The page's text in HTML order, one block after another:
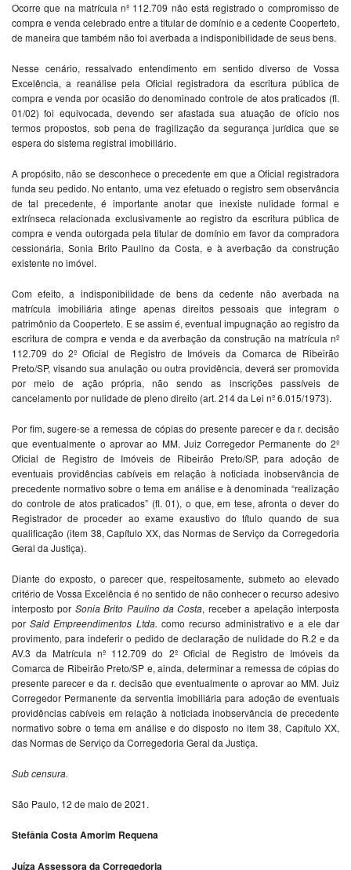
Ocorre que na matrícula nº 112.709 não está registrado o compromisso de
compra e venda celebrado entre a titular de domínio e a cedente Cooperteto,
de maneira que também não foi averbada a indisponibilidade de seus bens.
Nesse cenário, ressalvado entendimento em sentido diverso de Vossa
Excelência, a reanálise pela Oficial registradora da escritura pública de
compra e venda por ocasião do denominado controle de atos praticados (fl.
01/02) foi equivocada, devendo ser afastada sua atuação de ofício nos
termos propostos, sob pena de fragilização da segurança jurídica que se
espera do sistema registral imobiliário.
A propósito, não se desconhece o precedente em que a Oficial registradora
funda seu pedido. No entanto, uma vez efetuado o registro sem observância
de tal precedente, é importante anotar que inexiste nulidade formal e
extrínseca relacionada exclusivamente ao registro da escritura pública de
compra e venda outorgada pela titular de domínio em favor da compradora
cessionária, Sonia Brito Paulino da Costa, e à averbação da construção
existente no imóvel.
Com efeito, a indisponibilidade de bens da cedente não averbada na
matrícula imobiliária atinge apenas direitos pessoais que integram o
patrimônio da Cooperteto. E se assim é, eventual impugnação ao registro da
escritura de compra e venda e da averbação da construção na matrícula nº
112.709 do 2º Oficial de Registro de Imóveis da Comarca de Ribeirão
Preto/SP, visando sua anulação ou outra providência, deverá ser promovida
por meio de ação própria, não sendo as inscrições passíveis de
cancelamento por nulidade de pleno direito (art. 214 da Lei nº 6.015/1973).
Por fim, sugere-se a remessa de cópias do presente parecer e da r. decisão
que eventualmente o aprovar ao MM. Juiz Corregedor Permanente do 2º
Oficial de Registro de Imóveis de Ribeirão Preto/SP, para adoção de
eventuais providências cabíveis em relação à noticiada inobservância de
precedente normativo sobre o tema em análise e à denominada “realização
do controle de atos praticados” (fl. 01), o que, em tese, afronta o dever do
Registrador de proceder ao exame exaustivo do título quando de sua
qualificação (item 38, Capítulo XX, das Normas de Serviço da Corregedoria
Geral da Justiça).
Diante do exposto, o parecer que, respeitosamente, submeto ao elevado
critério de Vossa Excelência é no sentido de não conhecer o recurso adesivo
interposto por Sonia Brito Paulino da Costa, receber a apelação interposta
porSaid Empreendimentos Ltda. como recurso administrativo e a ele dar
provimento, para indeferir o pedido de declaração de nulidade do R.2 e da
AV.3 da Matrícula nº 112.709 do 2º Oficial de Registro de Imóveis da
Comarca de Ribeirão Preto/SP e, ainda, determinar a remessa de cópias do
presente parecer e da r. decisão que eventualmente o aprovar ao MM. Juiz
Corregedor Permanente da serventia imobiliária para adoção de eventuais
providências cabíveis em relação à noticiada inobservância de precedente
normativo sobre o tema em análise e do disposto no item 38, Capítulo XX,
das Normas de Serviço da Corregedoria Geral da Justiça.
Sub censura.
São Paulo, 12 de maio de 2021.
Stefânia Costa Amorim Requena
Juíza Assessora da Corregedoria